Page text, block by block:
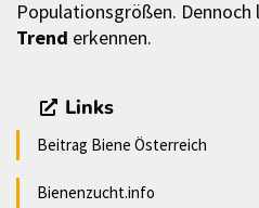
Populationsgrößen. Dennoch
Trend erkennen.
Links
Beitrag Biene Österreich
Bienenzucht.info